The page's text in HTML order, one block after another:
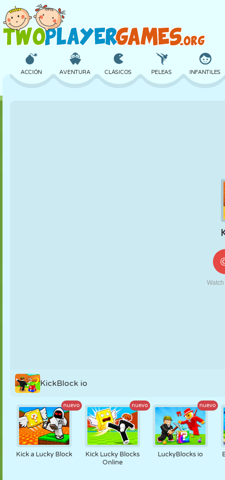
ACCIÓN AVENTURA CLÁSICOS PELEAS INFANTILES
KickBlock io
nuevo
Kick a Lucky Block
nuevo
Kick Lucky Blocks
Online
nuevo
LuckyBlocks io